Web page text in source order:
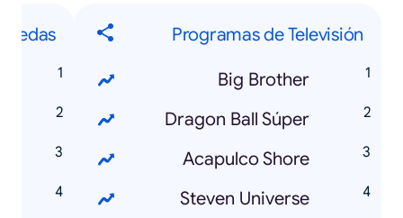
Programas de Televisión
Big Brother
Dragon Ball Súper
Acapulco Shore
Steven Universe